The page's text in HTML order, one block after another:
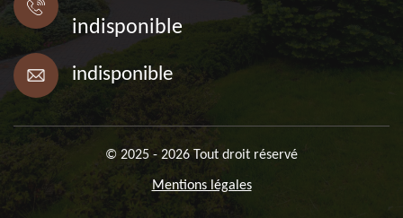
indisponible
indisponible
© 2025 - 2026 Tout droit réservé
Mentions légales